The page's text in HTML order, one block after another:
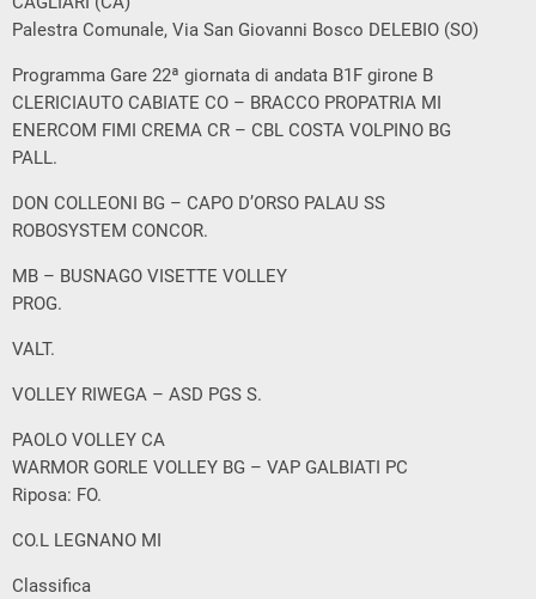
Palestra Comunale, Via San Giovanni Bosco DELEBIO (SO)
Programma Gare 22ª giornata di andata B1F girone B
CLERICIAUTO CABIATE CO – BRACCO PROPATRIA MI
ENERCOM FIMI CREMA CR – CBL COSTA VOLPINO BG
PALL.
DON COLLEONI BG – CAPO D’ORSO PALAU SS
ROBOSYSTEM CONCOR.
MB – BUSNAGO VISETTE VOLLEY
PROG.
VALT.
VOLLEY RIWEGA – ASD PGS S.
PAOLO VOLLEY CA
WARMOR GORLE VOLLEY BG – VAP GALBIATI PC
Riposa: FO.
CO.L LEGNANO MI
Classifica